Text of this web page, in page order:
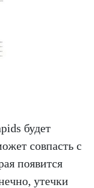
будет
совпасть с
появится
утечки